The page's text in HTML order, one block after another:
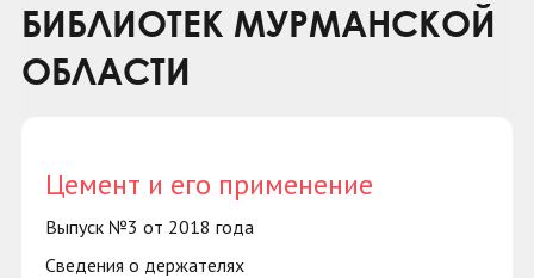
БИБЛИОТЕК МУРМАНСКОЙ
ОБЛАСТИ
Цемент и его применение
Выпуск №3 от 2018 года
Сведения о держателях